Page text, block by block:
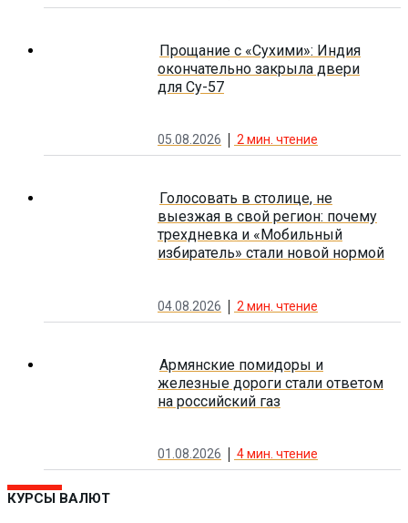
Прощание с «Сухими»: Индия
окончательно закрыла двери
для Су-57
05.08.2026 2 мин. чтение
Голосовать в столице, не
выезжая в свой регион: почему
трехдневка и «Мобильный
избиратель» стали новой нормой
04.08.2026 2 мин. чтение
Армянские помидоры и
железные дороги стали ответом
на российский газ
01.08.2026 4мин. чтение
КУРСЫ ВАЛЮТ